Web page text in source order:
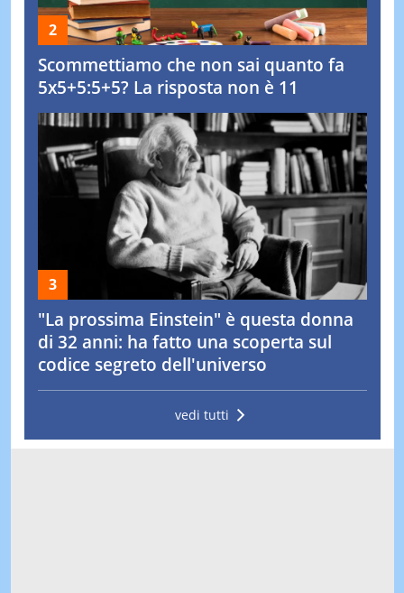
Scommettiamo che non sai quanto fa
5x5+5:5+5? La risposta non è 11
"La prossima Einstein" è questa donna
di 32 anni: ha fatto una scoperta sul
codice segreto dell'universo
vedi tutti